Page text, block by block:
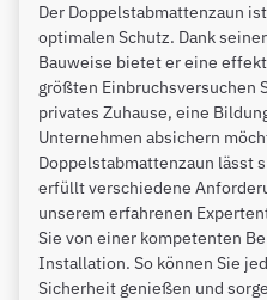
Der Doppelstabmattenzaun
optimalen Schutz. Dank
Bauweise bietet er eine
größten Einbruchsversuchen
privates Zuhause, eine
Unternehmen absichern
Doppelstabmattenzaun lässt
erfüllt verschiedene
unserem erfahrenen
Sie von einer kompetenten
Installation. So können Sie
Sicherheit genießen und